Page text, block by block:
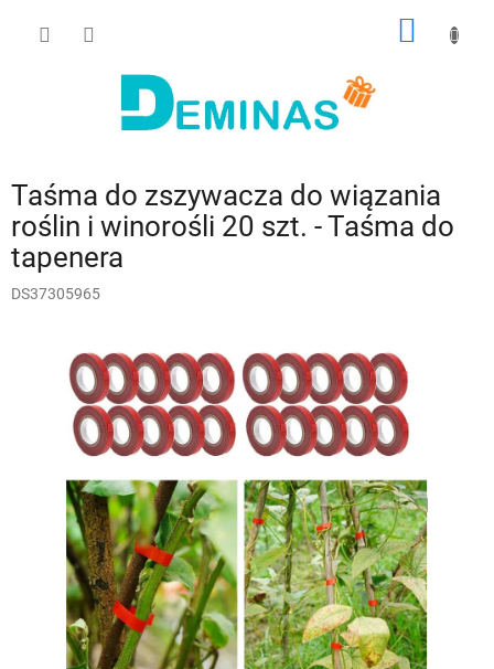
Taśma do zszywacza do wiązania
roślin i winorośli 20 szt. - Taśma do
tapenera
DS37305965